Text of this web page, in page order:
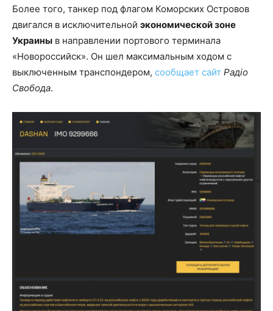
Более того, танкер под флагом Коморских Островов
двигался в исключительной экономической зоне
Украины в направлении портового терминала
«Новороссийск». Он шел максимальным ходом с
выключенным транспондером, сообщает сайт Радіо
Свобода.